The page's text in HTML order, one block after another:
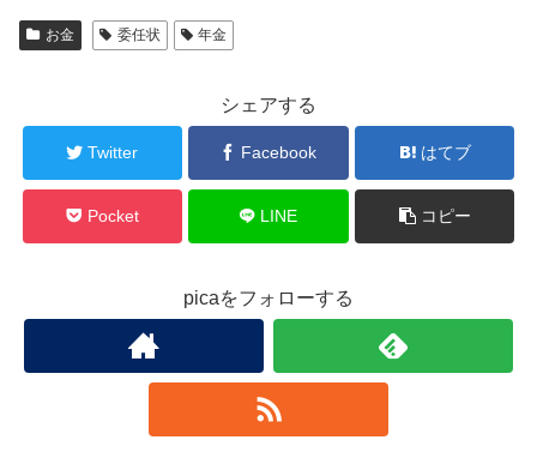
お金 委任状 年金
シェアする
Twitter Facebook はてブ
Pocket LINE コピー
picaをフォローする